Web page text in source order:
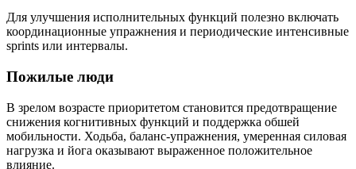
Для улучшения исполнительных функций полезно включать
координационные упражнения и периодические интенсивные
sprints или интервалы.
Пожилые люди
В зрелом возрасте приоритетом становится предотвращение
снижения когнитивных функций и поддержка обшей
мобильности. Ходьба, баланс-упражнения, умеренная силовая
нагрузка и йога оказывают выраженное положительное
влияние.